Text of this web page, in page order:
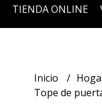
TIENDA ONLINE
Inicio
Tope de